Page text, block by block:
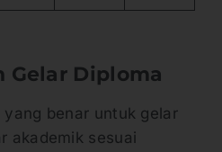
Gelar Diploma
benar untuk gelar
akademik sesuai